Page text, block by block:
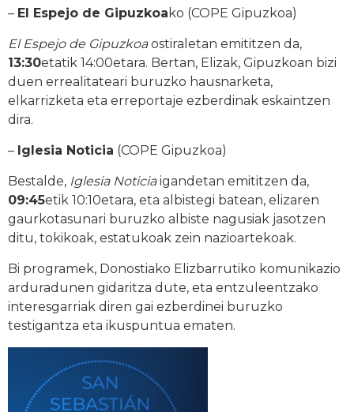
– El Espejo de Gipuzkoa ko (COPE Gipuzkoa)
El Espejo de Gipuzkoaostiraletan emititzen da,
13:30etatik 14:00etara. Bertan, Elizak, Gipuzkoan bizi
duen errealitateari buruzko hausnarketa,
elkarrizketa eta erreportaje ezberdinak eskaintzen
dira.
– Iglesia Noticia (COPE Gipuzkoa)
Bestalde, Iglesia Noticiaigandetan emititzen da,
09:45etik 10:10etara, eta albistegi batean, elizaren
gaurkotasunari buruzko albiste nagusiak jasotzen
ditu, tokikoak, estatukoak zein nazioartekoak.
Bi programek, Donostiako Elizbarrutiko komunikazio
arduradunen gidaritza dute, eta entzuleentzako
interesgarriak diren gai ezberdinei buruzko
testigantza eta ikuspuntua ematen.